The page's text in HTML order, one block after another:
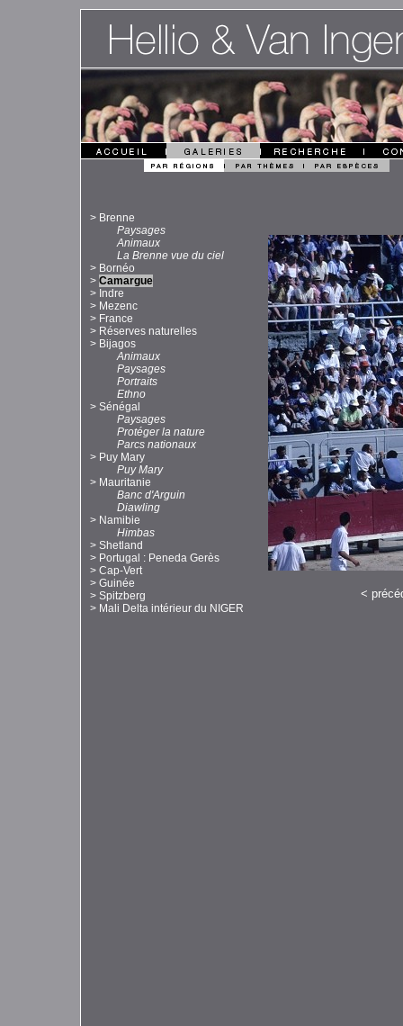
> Brenne
Paysages
Animaux
La Brenne vue du ciel
> Bornéo
> Camargue
> Indre
> Mezenc
> France
> Réserves naturelles
> Bijagos
Animaux
Paysages
Portraits
Ethno
> Sénégal
Paysages
Protéger la nature
Parcs nationaux
> Puy Mary
Puy Mary
> Mauritanie
Banc d'Arguin
Diawling
> Namibie
Himbas
> Shetland
> Portugal : Peneda Gerès
> Cap-Vert
> Guinée
> Spitzberg
> Mali Delta intérieur du NIGER
<